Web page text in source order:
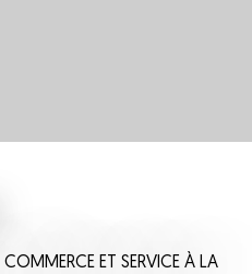
COMMERCE ET SERVICE À LA